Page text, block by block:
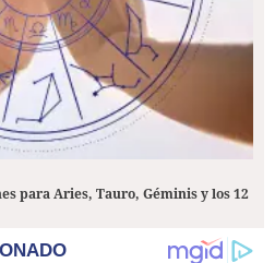
para Aries, Tauro, Géminis y los 12